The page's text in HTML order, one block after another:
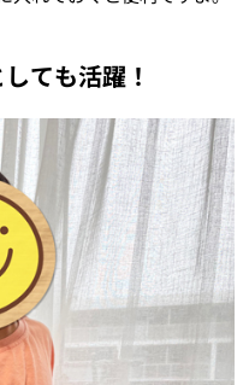
ても活躍！